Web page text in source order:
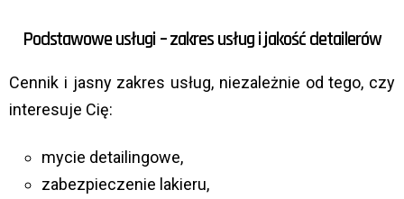
Podstawowe usługi – zakres usług i jakość detailerów
Cennik i jasny zakres usług, niezależnie od tego, czy
interesuje Cię:
mycie detailingowe,
zabezpieczenie lakieru,